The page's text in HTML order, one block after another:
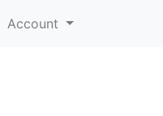
Account